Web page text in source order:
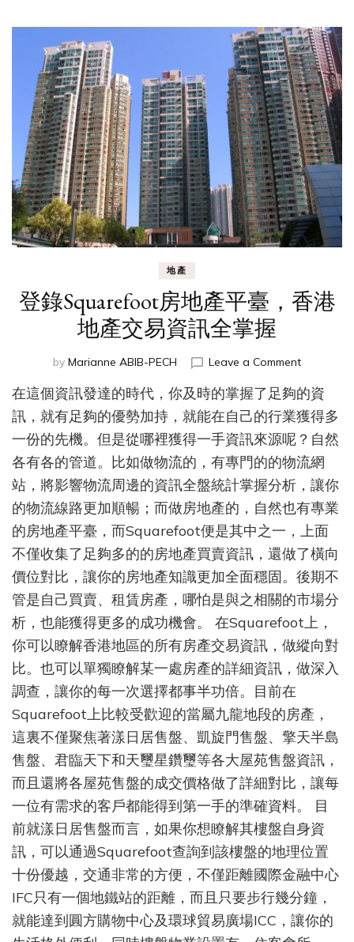
地產
登錄Squarefoot房地產平臺，香港
地產交易資訊全掌握
by Marianne ABIB-PECH Leave a Commenton
錄
房
地
產
平
臺，
香
港
產
交
易
資
訊
全
掌
握
在這個資訊發達的時代，你及時的掌握了足夠的資
訊，就有足夠的優勢加持，就能在自己的行業獲得多
一份的先機。但是從哪裡獲得一手資訊來源呢？自然
各有各的管道。比如做物流的，有專門的的物流網
站，將影響物流周邊的資訊全盤統計掌握分析，讓你
的物流線路更加順暢；而做房地產的，自然也有專業
的房地產平臺，而Squarefoot便是其中之一，上面
不僅收集了足夠多的的房地產買賣資訊，還做了橫向
價位對比，讓你的房地產知識更加全面穩固。後期不
管是自己買賣、租賃房產，哪怕是與之相關的市場分
析，也能獲得更多的成功機會。 在Squarefoot上，
你可以瞭解香港地區的所有房產交易資訊，做縱向對
比。也可以單獨瞭解某一處房產的詳細資訊，做深入
調查，讓你的每一次選擇都事半功倍。目前在
Squarefoot上比較受歡迎的當屬九龍地段的房產，
這裏不僅聚焦著漾日居售盤、凱旋門售盤、擎天半島
售盤、君臨天下和天璽星鑽璽等各大屋苑售盤資訊，
而且還將各屋苑售盤的成交價格做了詳細對比，讓每
一位有需求的客戶都能得到第一手的準確資料。 目
前就漾日居售盤而言，如果你想瞭解其樓盤自身資
訊，可以通過Squarefoot查詢到該樓盤的地理位置
十份優越，交通非常的方便，不僅距離國際金融中心
IFC只有一個地鐵站的距離，而且只要步行幾分鐘，
就能達到圓方購物中心及環球貿易廣場ICC，讓你的